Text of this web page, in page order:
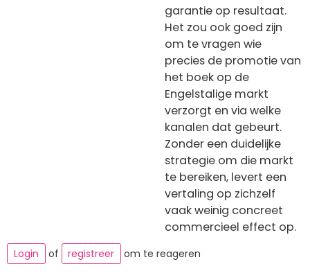
garantie op resultaat.
Het zou ook goed zijn
om te vragen wie
precies de promotie van
het boek op de
Engelstalige markt
verzorgt en via welke
kanalen dat gebeurt.
Zonder een duidelijke
strategie om die markt
te bereiken, levert een
vertaling op zichzelf
vaak weinig concreet
commercieel effect op.
Login of registreer om te reageren